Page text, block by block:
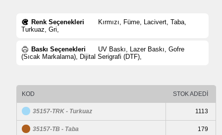
Renk Seçenekleri
Kırmızı, Füme, Lacivert, Taba,
Turkuaz, Gri,
Baskı Seçenekleri
UV Baskı, Lazer Baskı, Gofre
(Sıcak Markalama), Dijital Serigrafi (DTF),
KOD STOK ADEDİ
35157-TRK - Turkuaz 1113
35157-TB - Taba 179